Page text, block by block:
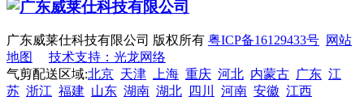
广东威莱仕科技有限公司 版权所有 粤ICP备16129433号 网站
地图
技术支持：光龙网络
气剪配送区域:北京 天津 上海 重庆 河北 内蒙古 广东 江
苏 浙江 福建 山东 湖南 湖北 四川 河南 安徽 江西